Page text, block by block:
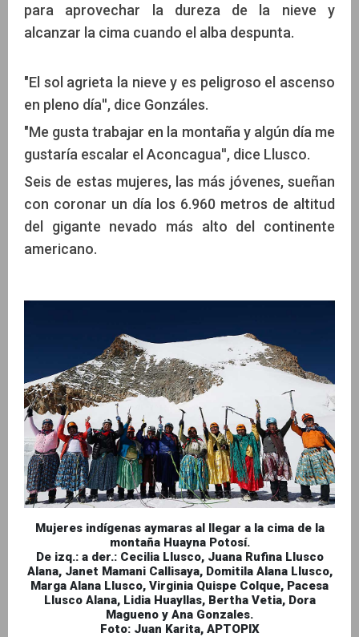
para aprovechar la dureza de la nieve y
alcanzar la cima cuando el alba despunta.
"El sol agrieta la nieve y es peligroso el ascenso
en pleno día'', dice Gonzáles.
"Me gusta trabajar en la montaña y algún día me
gustaría escalar el Aconcagua'', dice Llusco.
Seis de estas mujeres, las más jóvenes, sueñan
con coronar un día los 6.960 metros de altitud
del gigante nevado más alto del continente
americano.
Mujeres indígenas aymaras al llegar a la cima de la
montaña Huayna Potosí.
De izq.: a der.: Cecilia Llusco, Juana Rufina Llusco
Alana, Janet Mamani Callisaya, Domitila Alana Llusco,
Marga Alana Llusco, Virginia Quispe Colque, Pacesa
Llusco Alana, Lidia Huayllas, Bertha Vetia, Dora
Magueno y Ana Gonzales.
Foto: Juan Karita, APTOPIX